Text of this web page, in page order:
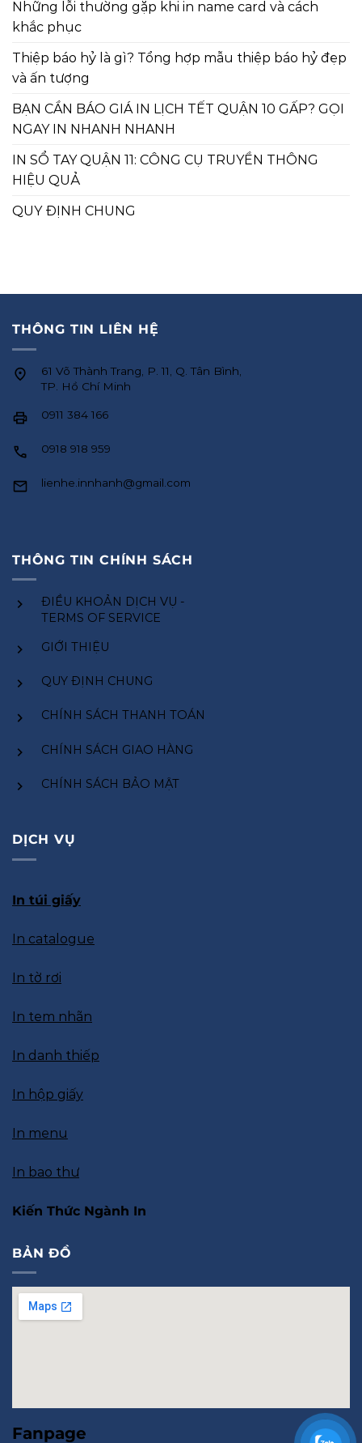
Những lỗi thường gặp khi in name card và cách
khắc phục
Thiệp báo hỷ là gì? Tổng hợp mẫu thiệp báo hỷ đẹp
và ấn tượng
BẠN CẦN BÁO GIÁ IN LỊCH TẾT QUẬN 10 GẤP? GỌI
NGAY IN NHANH NHANH
IN SỔ TAY QUẬN 11: CÔNG CỤ TRUYỀN THÔNG
HIỆU QUẢ
QUY ĐỊNH CHUNG
THÔNG TIN LIÊN HỆ
61 Võ Thành Trang, P. 11, Q. Tân Bình,
TP. Hồ Chí Minh
0911 384 166
0918 918 959
lienhe.innhanh@gmail.com
THÔNG TIN CHÍNH SÁCH
ĐIỀU KHOẢN DỊCH VỤ -
TERMS OF SERVICE
GIỚI THIỆU
QUY ĐỊNH CHUNG
CHÍNH SÁCH THANH TOÁN
CHÍNH SÁCH GIAO HÀNG
CHÍNH SÁCH BẢO MẬT
DỊCH VỤ
In túi giấy
In catalogue
In tờ rơi
In tem nhãn
In danh thiếp
In hộp giấy
In menu
In bao thư
Kiến Thức Ngành In
BẢN ĐỒ
Fanpage